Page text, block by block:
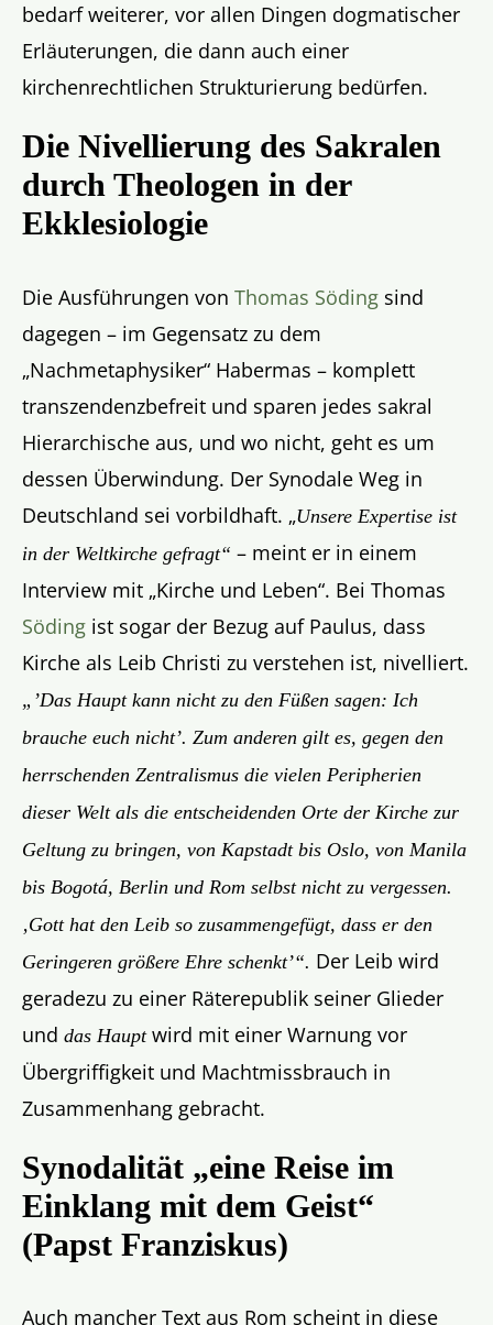
bedarf weiterer, vor allen Dingen dogmatischer
Erläuterungen, die dann auch einer
kirchenrechtlichen Strukturierung bedürfen.
Die Nivellierung des Sakralen
durch Theologen in der
Ekklesiologie
Die Ausführungen von Thomas Söding sind
dagegen – im Gegensatz zu dem
„Nachmetaphysiker“ Habermas – komplett
transzendenzbefreit und sparen jedes sakral
Hierarchische aus, und wo nicht, geht es um
dessen Überwindung. Der Synodale Weg in
Deutschland sei vorbildhaft. „Unsere Expertise ist
in der Weltkirche gefragt“ – meint er in einem
Interview mit „Kirche und Leben“. Bei Thomas
Söding ist sogar der Bezug auf Paulus, dass
Kirche als Leib Christi zu verstehen ist, nivelliert.
„’Das Haupt kann nicht zu den Füßen sagen: Ich
brauche euch nicht’. Zum anderen gilt es, gegen den
herrschenden Zentralismus die vielen Peripherien
dieser Welt als die entscheidenden Orte der Kirche zur
Geltung zu bringen, von Kapstadt bis Oslo, von Manila
bis Bogotá, Berlin und Rom selbst nicht zu vergessen.
‚Gott hat den Leib so zusammengefügt, dass er den
Geringeren größere Ehre schenkt’“. Der Leib wird
geradezu zu einer Räterepublik seiner Glieder
und das Hauptwird mit einer Warnung vor
Übergriffigkeit und Machtmissbrauch in
Zusammenhang gebracht.
Synodalität „eine Reise im
Einklang mit dem Geist“
(Papst Franziskus)
Auch mancher Text aus Rom scheint in diese